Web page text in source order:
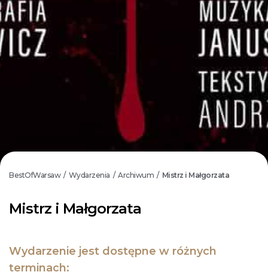
BestOfWarsaw / Wydarzenia / Archiwum / Mistrz i Małgorzata
Mistrz i Małgorzata
Wydarzenie jest dostępne w różnych
terminach: